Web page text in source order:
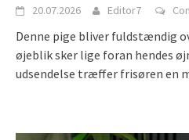
20.07.2026 Editor7
Denne pige bliver fuldstændig
øjeblik sker lige foran hendes
udsendelse træffer frisøren en